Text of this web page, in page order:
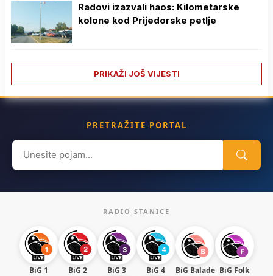
Radovi izazvali haos: Kilometarske
kolone kod Prijedorske petlje
PRIKAŽI JOŠ VIJESTI
PRETRAŽITE PORTAL
Search
for:
RADIO STANICE
BiG 1 BiG 2 BiG 3 BiG 4 BiG Balade BiG Folk